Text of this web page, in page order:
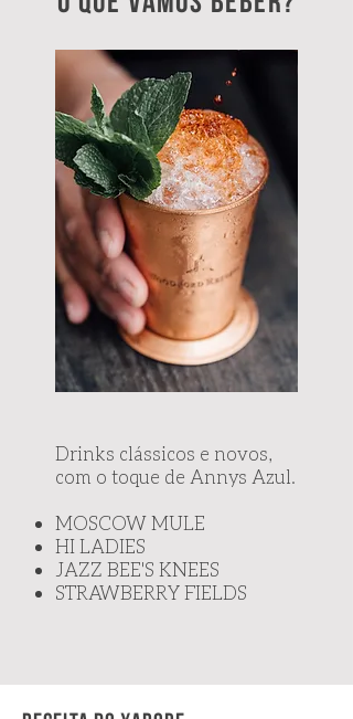
​Drinks clássicos e novos,
com o toque de Annys Azul.
MOSCOW MULE
HI LADIES
JAZZ BEE'S KNEES
STRAWBERRY FIELDS